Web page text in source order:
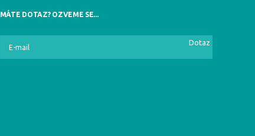
MÁTE DOTAZ? OZVEME SE...
Dotaz